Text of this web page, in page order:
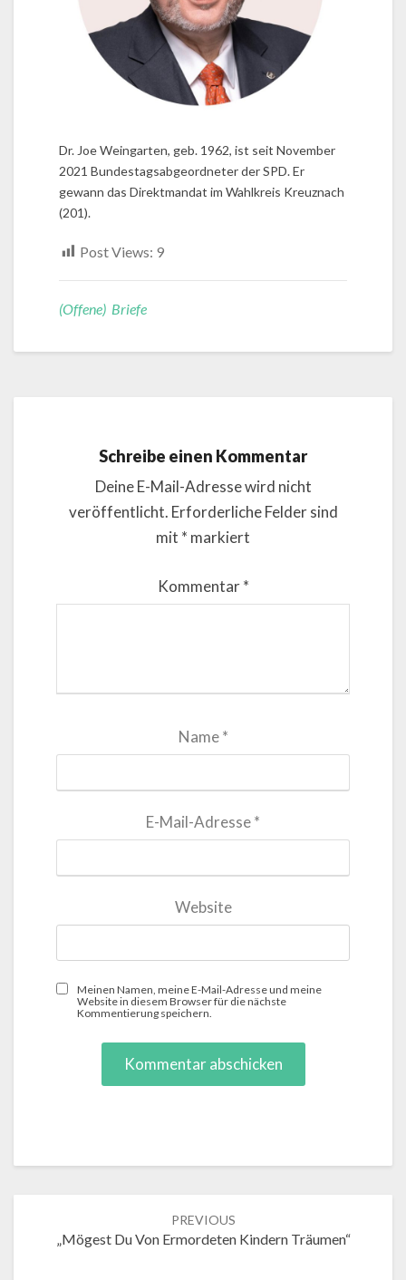
Dr. Joe Weingarten, geb. 1962, ist seit November
2021 Bundestagsabgeordneter der SPD. Er
gewann das Direktmandat im Wahlkreis Kreuznach
(201).
Post Views: 9
(Offene) Briefe
Schreibe einen Kommentar
Deine E-Mail-Adresse wird nicht
veröffentlicht. Erforderliche Felder sind
mit * markiert
Kommentar*
Name*
E-Mail-Adresse*
Website
Meinen Namen, meine E-Mail-Adresse und meine
Website in diesem Browser für die nächste
Kommentierung speichern.
PREVIOUS
„Mögest Du Von Ermordeten Kindern Träumen“